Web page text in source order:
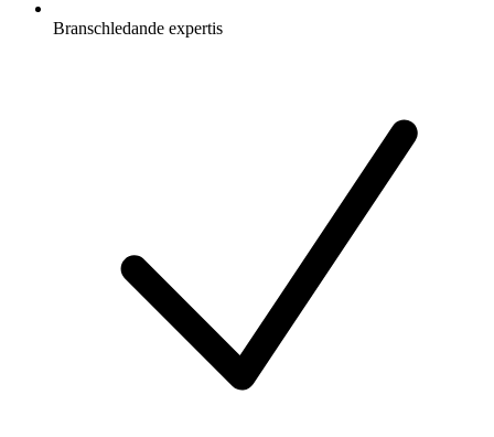
Branschledande expertis